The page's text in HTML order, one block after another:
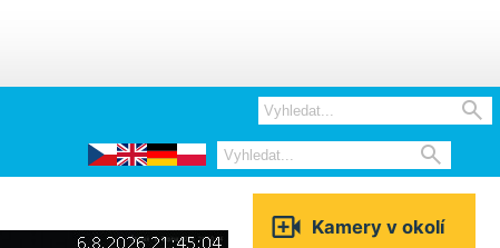


 Kamery v okolí